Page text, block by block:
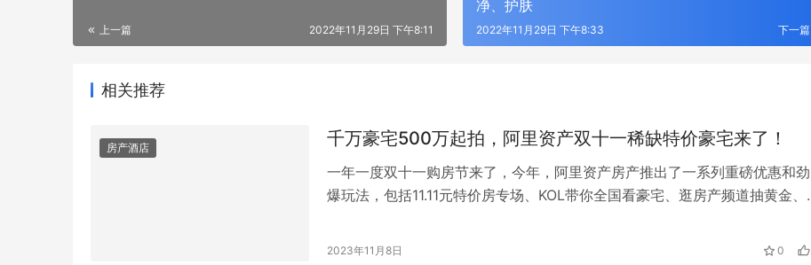
上一篇 2022年11月29日 下午8:11
净、护肤
下一篇
2022年11月29日 下午8:33
相关推荐
房产酒店 千万豪宅500万起拍，阿里资产双十一稀缺特价豪宅来了！
一年一度双十一购房节来了，今年，阿里资产房产推出了一系列重磅优惠和劲
爆玩法，包括11.11元特价房专场、KOL带你全国看豪宅、逛房产频道抽黄金、
带来全新的消费体验。 尤其值得关注的是，本年度的“稀缺豪宅”颇为抢眼，要
2023年11月8日 0